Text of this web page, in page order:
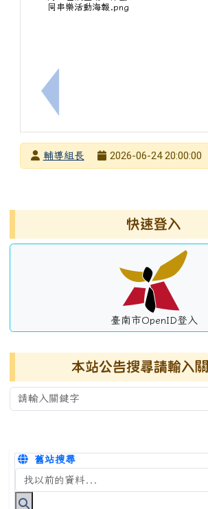
上一筆：115年度暑假輔導身心
同串樂活動海報.png
發布者輔導組長
2026-06-24 20:00:00
快速登入
臺南市OpenID登入
本站公告搜尋請輸入
舊站搜尋
搜尋台南市永康國小全球資訊網關鍵字